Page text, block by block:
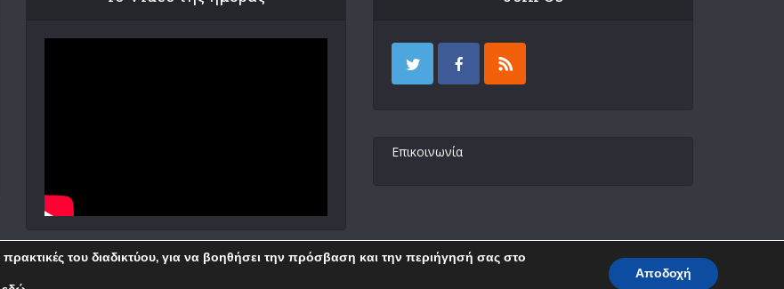
Επικοινωνία
Επικοινωνία
πρακτικές του διαδικτύου, για να βοηθήσει την πρόσβαση και την περιήγησή σας στο
Αποδοχή